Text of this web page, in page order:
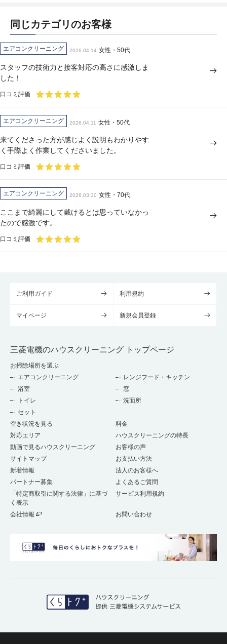
同じカテゴリのお客様
エアコンクリーニング 2026.04.14 女性・50代
スタッフの技術力と接客対応の高さに感激しま
した！
口コミ評価
エアコンクリーニング 2026.04.11 女性・50代
来てくださった方が感じよく説明もわかりやす
く手際よく作業してくださいました。
口コミ評価
エアコンクリーニング 2026.03.30 女性・70代
ここまで綺麗にして戴けるとは思っていなかっ
たので感激です。
口コミ評価
ご利用ガイド 利用規約
マイページ 新規会員登録
三菱電機のハウスクリーニング トップページ
お掃除場所を選ぶ
エアコンクリーニング
レンジフード・キッチン
浴室
窓
トイレ
洗面所
セット
空き状況を見る
料金
対応エリア
ハウスクリーニングの特長
動画で見るハウスクリーニング
お客様の声
サイトマップ
お支払い方法
新着情報
法人のお客様へ
パートナー募集
よくあるご質問
「特定商取引に関する法律」に基づ
く表示
サービス利用規約
会社情報 お問い合わせ